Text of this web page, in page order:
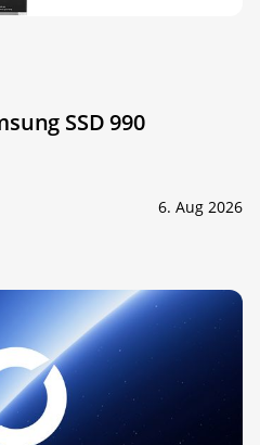
SSD 990
6. Aug 2026